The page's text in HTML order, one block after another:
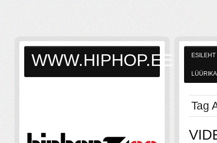
ESILEHT
LÜÜRIKA
Tag
WWW.HIPHOP.EE